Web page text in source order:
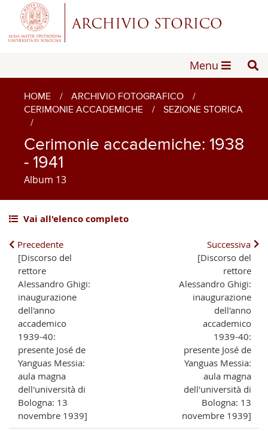
Menu
HOME / ARCHIVIO FOTOGRAFICO
/
CERIMONIE ACCADEMICHE
/
SEZIONE STORICA
/
Cerimonie accademiche: 1938
- 1941
Album 13
Vai all'elenco completo
Precedente
[Discorso del
rettore
Alessandro Ghigi:
inaugurazione
dell'anno
accademico
1939-40:
presente José de
Yanguas Messia:
aula magna
dell'università di
Bologna: 13
novembre 1939]
Successiva
[Discorso del
rettore
Alessandro Ghigi:
inaugurazione
dell'anno
accademico
1939-40:
presente José de
Yanguas Messia:
aula magna
dell'università di
Bologna: 13
novembre 1939]